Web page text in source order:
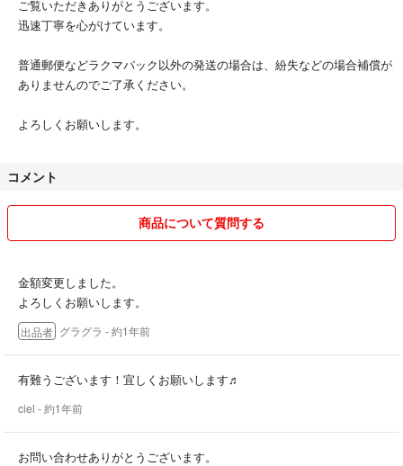
ご覧いただきありがとうございます。
迅速丁寧を心がけています。
普通郵便などラクマパック以外の発送の場合は、紛失などの場合補償が
ありませんのでご了承ください。
よろしくお願いします。
コメント
商品について質問する
金額変更しました。
よろしくお願いします。
出品者 グラグラ - 約1年前
有難うございます！宜しくお願いします♬
ciel - 約1年前
お問い合わせありがとうございます。